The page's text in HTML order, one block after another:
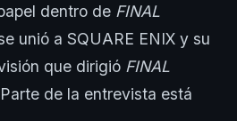
dentro de FINAL
unió a SQUARE ENIX y su
que dirigió FINAL
de la entrevista está